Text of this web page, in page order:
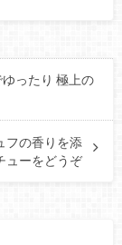
ゆったり 極上の
フの香りを添
ューをどうぞ